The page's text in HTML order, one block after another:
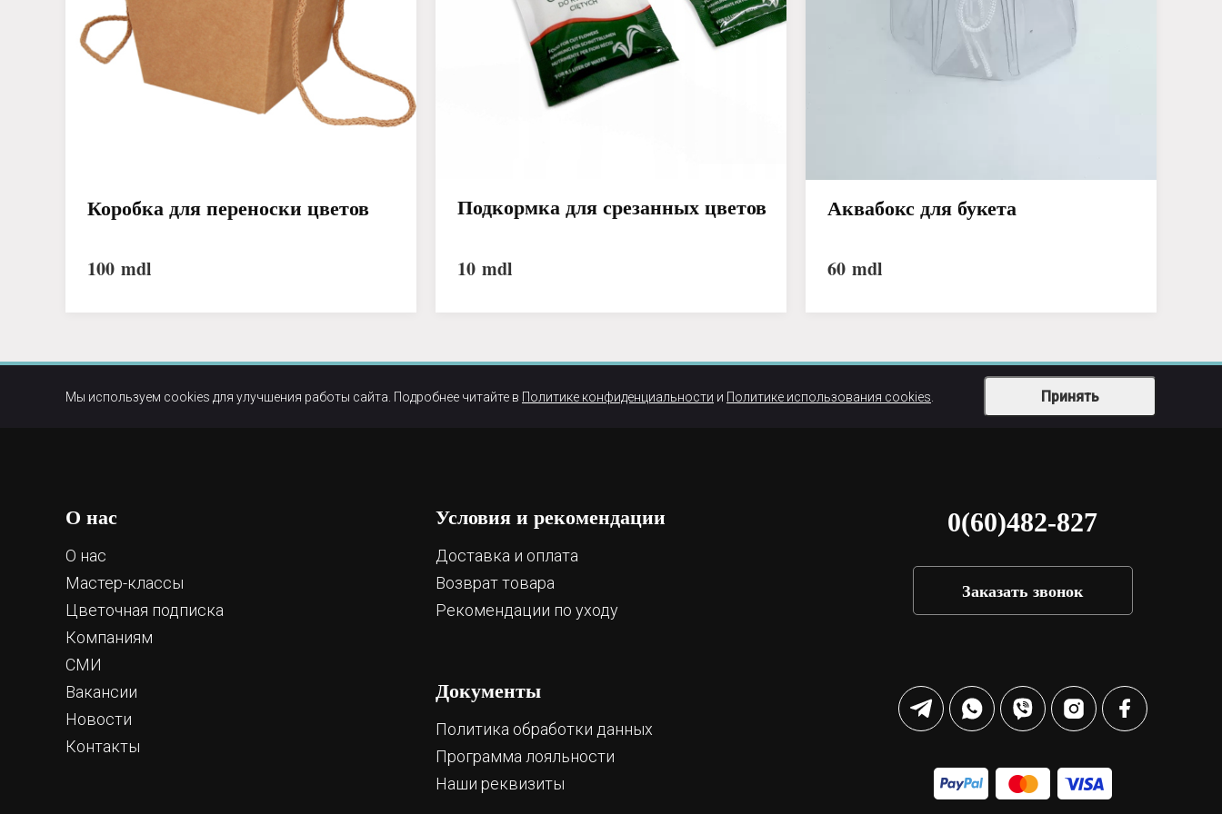
Коробка для переноски цветов
100 mdl
Подкормка для срезанных цветов
10 mdl
Аквабокс для букета
60 mdl
Мы используем cookies для улучшения работы сайта. Подробнее читайте в Политике конфиденциальности и Политике использования cookies Принять
О нас
О нас
Мастер-классы
Цветочная подписка
Компаниям
СМИ
Вакансии
Новости
Контакты
Условия и рекомендации
Доставка и оплата
Возврат товара
Рекомендации по уходу
Документы
Политика обработки данных
Программа лояльности
Наши реквизиты
0(60)482-827
Заказать звонок